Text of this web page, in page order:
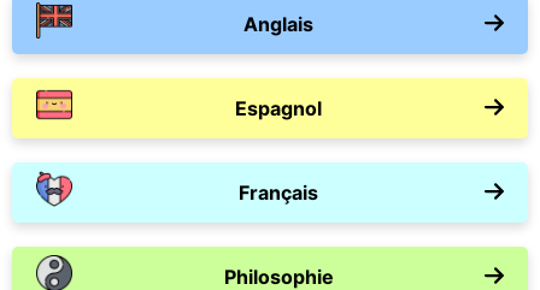
Anglais
Espagnol
Français
Philosophie